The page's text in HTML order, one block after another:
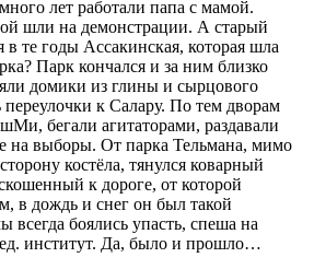
лет работали папа с мамой.
шли на демонстрации. А старый
в те годы Ассакинская, которая шла
Парк кончался и за ним близко
домики из глины и сырцового
к Салару. По тем дворам
бегали агитаторами, раздавали
на выборы. От парка Тельмана, мимо
костёла, тянулся коварный
к дороге, от которой
в дождь и снег он был такой
всегда боялись упасть, спеша на
институт. Да, было и прошло…